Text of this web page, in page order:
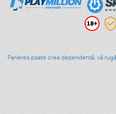
Parierea poate crea dependență, vă